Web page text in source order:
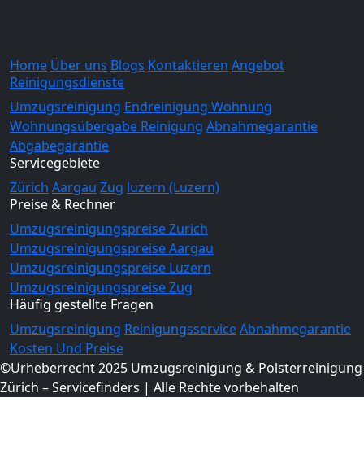
Home Über uns Blogs Kontaktieren Angebot
Reinigungsdienste
Umzugsreinigung Endreinigung Wohnung
Wohnungsübergabe Reinigung Abnahmegarantie
Abgabegarantie
Servicegebiete
Zürich Aargau Zug luzern (Luzern)
Preise & Rechner
Umzugsreinigungspreise Zurich
Umzugsreinigungspreise Aargau
Umzugsreinigungspreise Luzern
Umzugsreinigungspreise Zug
Häufig gestellte Fragen
Umzugsreinigung ReinigungsserviceAbnahmegarantie
Kosten Und Preise
©Urheberrecht 2025 Umzugsreinigung & Polsterreinigung
Zürich – Servicefinders | Alle Rechte vorbehalten